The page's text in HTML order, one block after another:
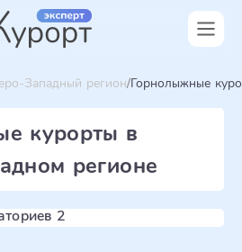
Западный регион Горнолыжные
курорты в
регионе
2